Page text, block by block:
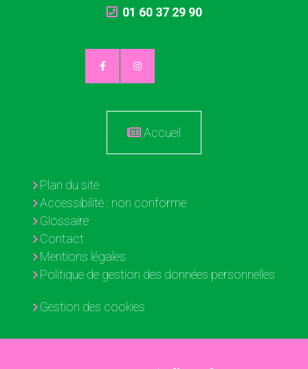
01 60 37 29 90
Accueil
Plan du site
Accessibilité : non conforme
Glossaire
Contact
Mentions légales
Politique de gestion des données personnelles
Gestion des cookies